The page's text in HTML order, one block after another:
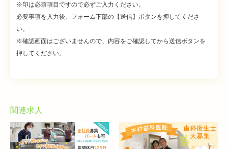
シフト表による（応相談）
年間休日105日
6ヶ月経過後の年次有給休暇日数：10日
選考プロセス
＊学校行事による休日希望を考慮します。
兵庫県姫路市香寺町中仁野83－2
↓
[2] 採用担当より面接日程の調整などの連絡をさせていただ
きます
※印は必須項目ですので必ずご入力ください。
必要事項を入力後、フォーム下部の【送信】ボタンを押してくださ
い。
※確認画面はございませんので、内容をご確認してから送信ボタンを
押してください。
関連求人